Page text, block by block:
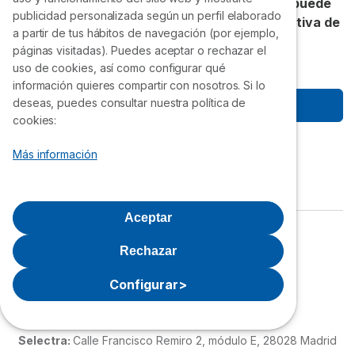
ofrecerte. Únete gratis a la VII Compra Colectiva de
Selectra.
Empezar a ahorrar
Política de privacidad
Política de cookies
Selectra: Calle Francisco Remiro 2, módulo E, 28028 Madrid
publicidad personalizada según un perfil elaborado
a partir de tus hábitos de navegación (por ejemplo,
páginas visitadas). Puedes aceptar o rechazar el
uso de cookies, así como configurar qué
información quieres compartir con nosotros. Si lo
deseas, puedes consultar nuestra política de
cookies:
Más información
Configurar>
Rechazar
Aceptar